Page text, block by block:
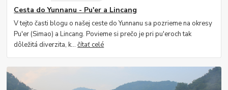
Cesta do Yunnanu - Pu'er a Lincang
V tejto časti blogu o našej ceste do Yunnanu sa pozrieme na okresy
Pu'er (Simao) a Lincang. Povieme si prečo je pri pu'eroch tak
dôležitá diverzita, k...čítať celé